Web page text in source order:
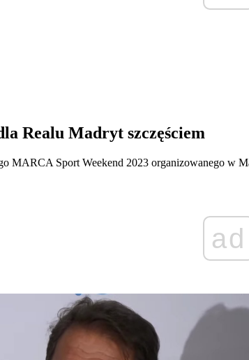
Realu Madryt szczęściem
MARCA Sport Weekend 2023 organizowanego w
ad